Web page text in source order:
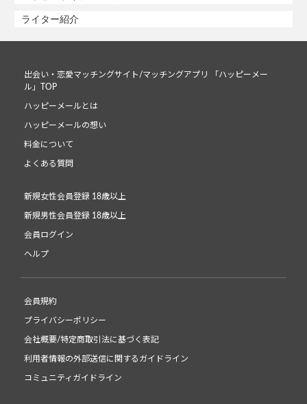
ライター紹介
出会い・恋愛マッチングサイト/マッチングアプリ 「ハッピーメー
ル」TOP
ハッピーメールとは
ハッピーメールの想い
料金について
よくある質問
新規女性会員登録 18歳以上
新規男性会員登録 18歳以上
会員ログイン
ヘルプ
会員規約
プライバシーポリシー
会社概要/特定商取引法に基づく表記
利用者情報の外部送信に関するガイドライン
コミュニティガイドライン